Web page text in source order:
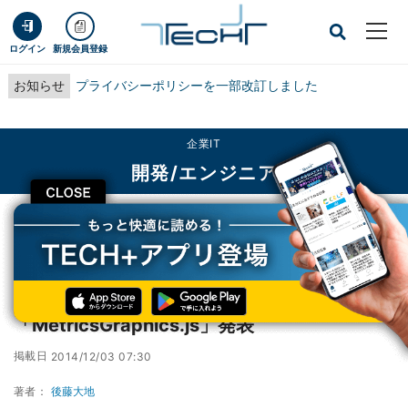
ログイン 新規会員登録
お知らせ プライバシーポリシーを一部改訂しました
CLOSE
企業IT
開発/エンジニア
TECH+ 企業IT
開発/エンジニア
Mozilla、軽量高速のグラフライブラリ「MetricsGraphics.js」発表
Mozilla、軽量高速のグラフライブラリ
「MetricsGraphics.js」発表
掲載日 2014/12/03 07:30
著者： 後藤大地